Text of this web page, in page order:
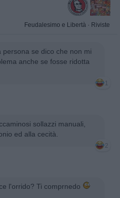
Feudalesimo e Libertà · Riviste
persona se dico che non mi
anche se fosse ridotta
1
sollazzi manuali,
ed alla cecità.
2
l'orrido? Ti comprnedo